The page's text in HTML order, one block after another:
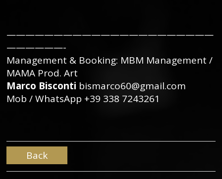
——————————————————————
——————-
Management & Booking: MBM Management /
MAMA Prod. Art
Marco Bisconti bismarco60@gmail.com
Mob / WhatsApp +39 338 7243261
Back